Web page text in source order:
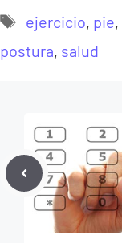
Etiquetas
ejercicio, pie,
postura, salud